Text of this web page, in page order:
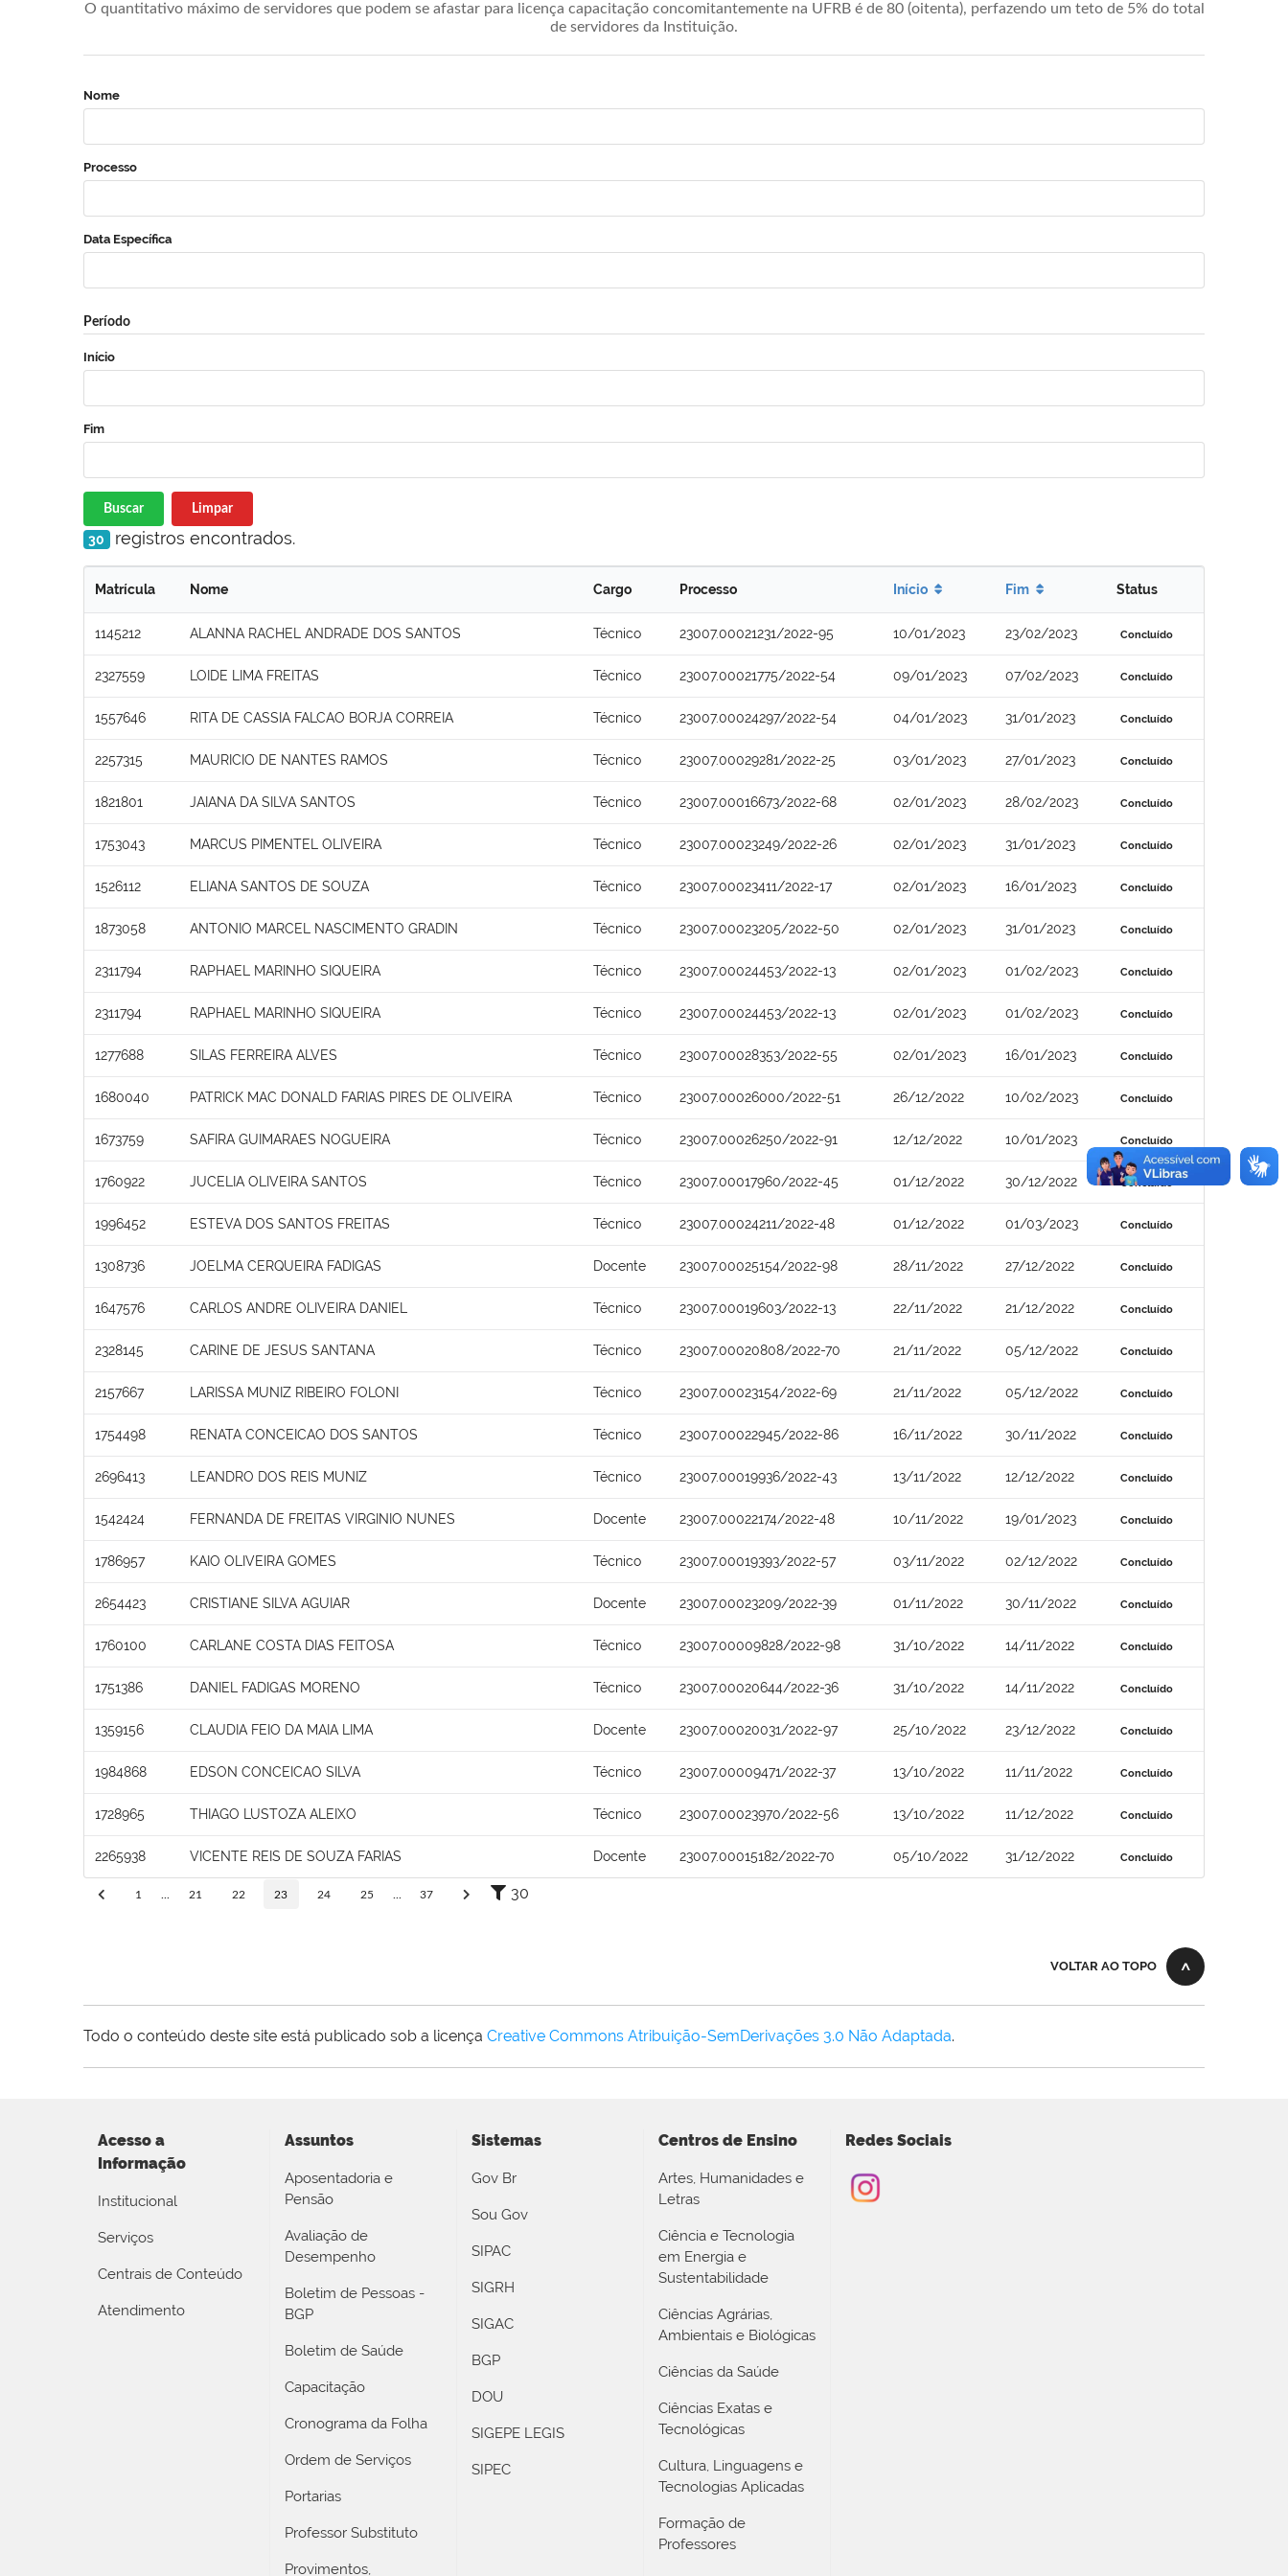
O quantitativo máximo de servidores que podem se afastar para licença capacitação concomitantemente na UFRB é de 80 (oitenta), perfazendo um teto de 5% do total
de servidores da Instituição.
Nome
Processo
Data Específica
Período
Início
Fim
Buscar Limpar
30 registros encontrados.
Matrícula Nome Cargo Processo Início Fim Status
1145212 ALANNA RACHEL ANDRADE DOS SANTOS Técnico 23007.00021231/2022-95 10/01/2023 23/02/2023 Concluído
2327559 LOIDE LIMA FREITAS Técnico 23007.00021775/2022-54 09/01/2023 07/02/2023 Concluído
1557646 RITA DE CASSIA FALCAO BORJA CORREIA Técnico 23007.00024297/2022-54 04/01/2023 31/01/2023 Concluído
2257315 MAURICIO DE NANTES RAMOS Técnico 23007.00029281/2022-25 03/01/2023 27/01/2023 Concluído
1821801 JAIANA DA SILVA SANTOS Técnico 23007.00016673/2022-68 02/01/2023 28/02/2023 Concluído
1753043 MARCUS PIMENTEL OLIVEIRA Técnico 23007.00023249/2022-26 02/01/2023 31/01/2023 Concluído
1526112 ELIANA SANTOS DE SOUZA Técnico 23007.00023411/2022-17 02/01/2023 16/01/2023 Concluído
1873058 ANTONIO MARCEL NASCIMENTO GRADIN Técnico 23007.00023205/2022-50 02/01/2023 31/01/2023 Concluído
2311794 RAPHAEL MARINHO SIQUEIRA Técnico 23007.00024453/2022-13 02/01/2023 01/02/2023 Concluído
2311794 RAPHAEL MARINHO SIQUEIRA Técnico 23007.00024453/2022-13 02/01/2023 01/02/2023 Concluído
1277688 SILAS FERREIRA ALVES Técnico 23007.00028353/2022-55 02/01/2023 16/01/2023 Concluído
1680040 PATRICK MAC DONALD FARIAS PIRES DE OLIVEIRA Técnico 23007.00026000/2022-51 26/12/2022 10/02/2023 Concluído
1673759 SAFIRA GUIMARAES NOGUEIRA Técnico 23007.00026250/2022-91 12/12/2022 10/01/2023 Concluído
1760922 JUCELIA OLIVEIRA SANTOS Técnico 23007.00017960/2022-45 01/12/2022 30/12/2022 Concluído
1996452 ESTEVA DOS SANTOS FREITAS Técnico 23007.00024211/2022-48 01/12/2022 01/03/2023 Concluído
1308736 JOELMA CERQUEIRA FADIGAS Docente 23007.00025154/2022-98 28/11/2022 27/12/2022 Concluído
1647576 CARLOS ANDRE OLIVEIRA DANIEL Técnico 23007.00019603/2022-13 22/11/2022 21/12/2022 Concluído
2328145 CARINE DE JESUS SANTANA Técnico 23007.00020808/2022-70 21/11/2022 05/12/2022 Concluído
2157667 LARISSA MUNIZ RIBEIRO FOLONI Técnico 23007.00023154/2022-69 21/11/2022 05/12/2022 Concluído
1754498 RENATA CONCEICAO DOS SANTOS Técnico 23007.00022945/2022-86 16/11/2022 30/11/2022 Concluído
2696413 LEANDRO DOS REIS MUNIZ Técnico 23007.00019936/2022-43 13/11/2022 12/12/2022 Concluído
1542424 FERNANDA DE FREITAS VIRGINIO NUNES Docente 23007.00022174/2022-48 10/11/2022 19/01/2023 Concluído
1786957 KAIO OLIVEIRA GOMES Técnico 23007.00019393/2022-57 03/11/2022 02/12/2022 Concluído
2654423 CRISTIANE SILVA AGUIAR Docente 23007.00023209/2022-39 01/11/2022 30/11/2022 Concluído
1760100 CARLANE COSTA DIAS FEITOSA Técnico 23007.00009828/2022-98 31/10/2022 14/11/2022 Concluído
1751386 DANIEL FADIGAS MORENO Técnico 23007.00020644/2022-36 31/10/2022 14/11/2022 Concluído
1359156 CLAUDIA FEIO DA MAIA LIMA Docente 23007.00020031/2022-97 25/10/2022 23/12/2022 Concluído
1984868 EDSON CONCEICAO SILVA Técnico 23007.00009471/2022-37 13/10/2022 11/11/2022 Concluído
1728965 THIAGO LUSTOZA ALEIXO Técnico 23007.00023970/2022-56 13/10/2022 11/12/2022 Concluído
2265938 VICENTE REIS DE SOUZA FARIAS Docente 23007.00015182/2022-70 05/10/2022 31/12/2022 Concluído
1 21 22 23 24 25 37 30
VOLTAR AO TOPO
Todo o conteúdo deste site está publicado sob a licença Creative Commons Atribuição-SemDerivações 3.0 Não Adaptada.
Acesso a
Informação
Institucional
Serviços
Centrais de Conteúdo
Atendimento
Assuntos
Aposentadoria e
Pensão
Avaliação de
Desempenho
Boletim de Pessoas -
BGP
Boletim de Saúde
Capacitação
Cronograma da Folha
Ordem de Serviços
Portarias
Professor Substituto
Provimentos,
Sistemas
Gov Br
Sou Gov
SIPAC
SIGRH
SIGAC
BGP
DOU
SIGEPE LEGIS
SIPEC
Centros de Ensino
Artes, Humanidades e
Letras
Ciência e Tecnologia
em Energia e
Sustentabilidade
Ciências Agrárias,
Ambientais e Biológicas
Ciências da Saúde
Ciências Exatas e
Tecnológicas
Cultura, Linguagens e
Tecnologias Aplicadas
Formação de
Professores
Redes Sociais